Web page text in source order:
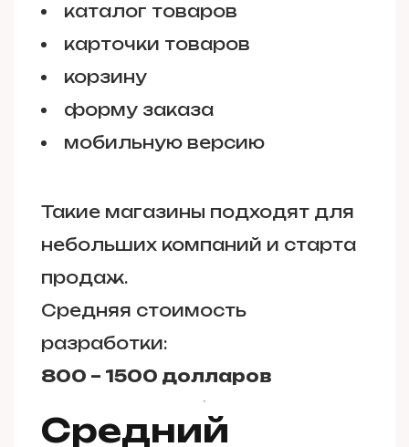
каталог товаров
карточки товаров
корзину
форму заказа
мобильную версию
Такие магазины подходят для
небольших компаний и старта
продаж.
Средняя стоимость
разработки:
800 – 1500 долларов
Средний